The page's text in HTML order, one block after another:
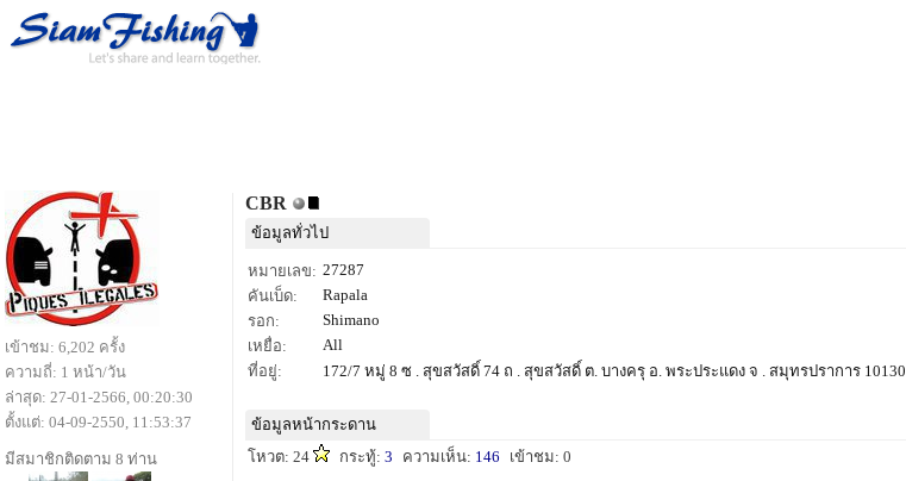
CBR
ข้อมูลทั่วไป
หมายเลข: 27287
คันเบ็ด:
Rapala
รอก:
Shimano
เหยื่อ:
All
ที่อยู่:
172/7 หมู่ 8 ซ . สุขสวัสดิ์ 74 ถ . สุขสวัสดิ์ ต. บางครุ อ. พระประแดง จ . สมุทรปราการ 10130
ข้อมูลหน้ากระดาน
โหวต: 24
กระทู้: 3 ความเห็น: 146 เข้าชม: 0
เข้าชม: 6,202 ครั้ง
ความถี่: 1 หน้า/วัน
ล่าสุด: 27-01-2566, 00:20:30
ตั้งแต่: 04-09-2550, 11:53:37
มีสมาชิกติดตาม 8 ท่าน